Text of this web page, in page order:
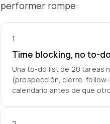
performer rompe:
1
Time blocking, no to-
Una to-do list de 20 tareas
(prospección, cierre,
calendario antes de que